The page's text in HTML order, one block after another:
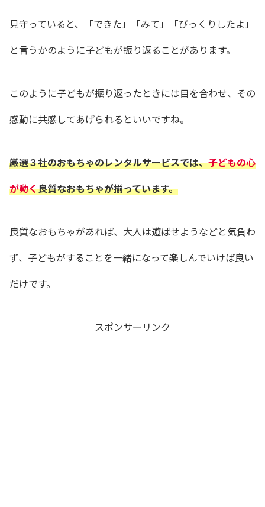
見守っていると、「できた」「みて」「びっくりしたよ」
と言うかのように子どもが振り返ることがあります。
このように子どもが振り返ったときには目を合わせ、その
感動に共感してあげられるといいですね。
厳選３社のおもちゃのレンタルサービスでは、子どもの心
が動く良質なおもちゃが揃っています。
良質なおもちゃがあれば、大人は遊ばせようなどと気負わ
ず、子どもがすることを一緒になって楽しんでいけば良い
だけです。
スポンサーリンク